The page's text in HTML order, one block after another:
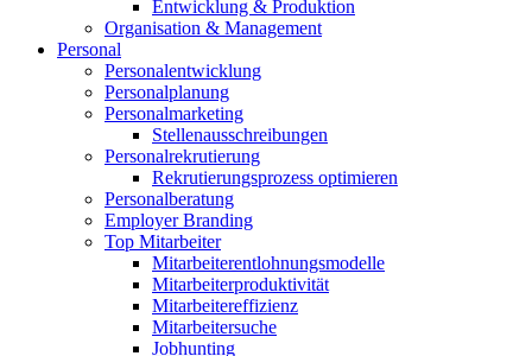
Entwicklung & Produktion
Organisation & Management
Personal
Personalentwicklung
Personalplanung
Personalmarketing
Stellenausschreibungen
Personalrekrutierung
Rekrutierungsprozess optimieren
Personalberatung
Employer Branding
Top Mitarbeiter
Mitarbeiterentlohnungsmodelle
Mitarbeiterproduktivität
Mitarbeitereffizienz
Mitarbeitersuche
Jobhunting